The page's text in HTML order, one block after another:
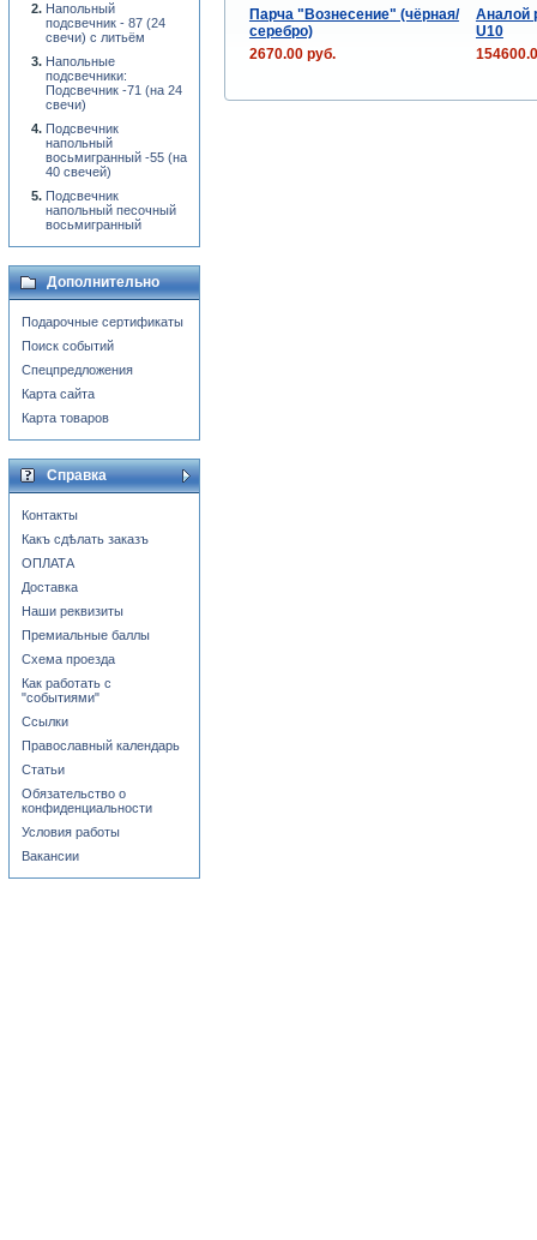
Парча "Вознесение" (чёрная/
серебро)
Аналой
U10
2670.00 руб.
Напольный
подсвечник - 87 (24
свечи) с литьём
Напольные
подсвечники:
Подсвечник -71 (на 24
свечи)
Подсвечник
напольный
восьмигранный -55 (на
40 свечей)
Подсвечник
напольный песочный
восьмигранный
Дополнительно
Подарочные сертификаты
Поиск событий
Спецпредложения
Карта сайта
Карта товаров
Справка
Контакты
Какъ сдѣлать заказъ
ОПЛАТА
Доставка
Наши реквизиты
Премиальные баллы
Схема проезда
Как работать с
"событиями"
Ссылки
Православный календарь
Статьи
Обязательство о
конфиденциальности
Условия работы
Вакансии